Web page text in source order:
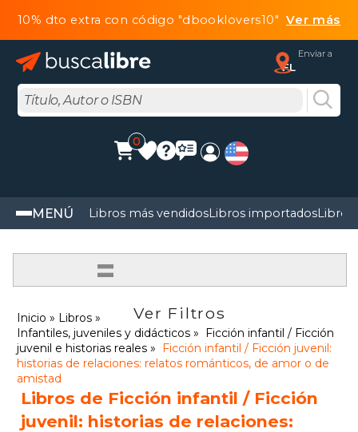
10% dto extra con código "dbooklovers10"Ver más
Enviar a
FL
0
MENÚ Libros más vendidosLibros importadosLibros
=
Ver Filtros
Inicio
Libros
Infantiles, juveniles y didácticos
Ficción infantil / Ficción
juvenil e historias reales
Ficción infantil / Ficción juvenil:
historias de relaciones: relatos románticos, de amor o de
amistad
Libros de Ficción infantil / Ficción
juvenil: historias de relaciones: